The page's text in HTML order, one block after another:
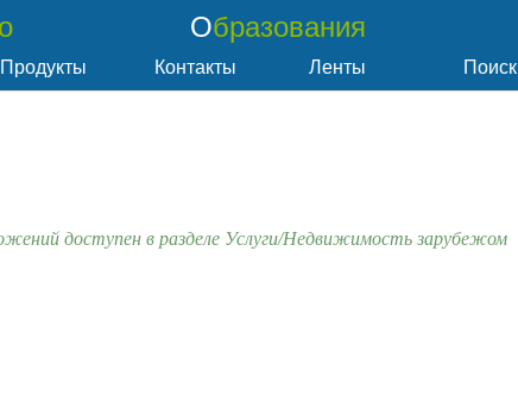
Образования
Продукты Контакты Ленты Поиск
доступен в разделе Услуги/Недвижимость зарубежом